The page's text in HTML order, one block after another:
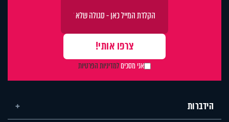
אני מסכיםלמדיניות הפרטיות
הידברות